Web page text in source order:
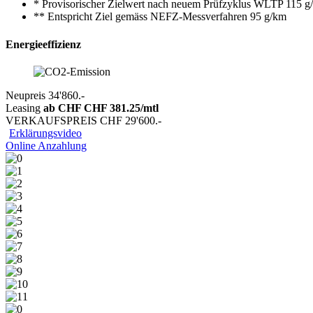
* Provisorischer Zielwert nach neuem Prüfzyklus WLTP 115
** Entspricht Ziel gemäss NEFZ-Messverfahren 95 g/km
Energieeffizienz
Neupreis 34'860.-
Leasing ab CHF CHF 381.25/mtl
VERKAUFSPREIS CHF 29'600.-
Erklärungsvideo
Online Anzahlung